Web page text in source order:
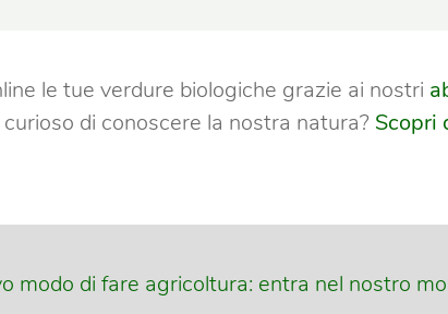
le tue verdure biologiche grazie ai nostri
curioso di conoscere la nostra natura? Scopri
modo di fare agricoltura: entra nel nostro